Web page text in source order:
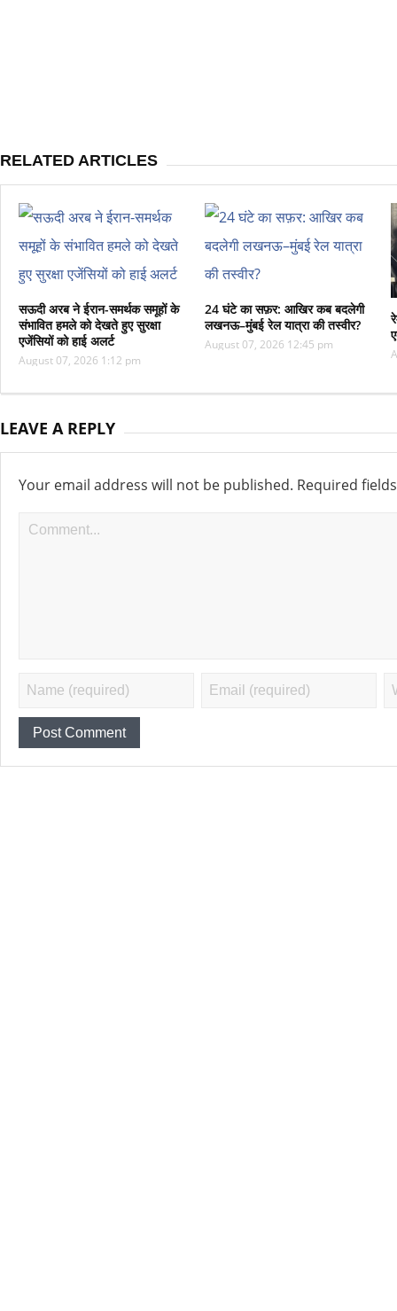
RELATED ARTICLES
सऊदी अरब ने ईरान-समर्थक समूहों के
संभावित हमले को देखते हुए सुरक्षा
एजेंसियों को हाई अलर्ट
August 07, 2026 1:12 pm
24 घंटे का सफ़र: आखिर कब बदलेगी
लखनऊ–मुंबई रेल यात्रा की तस्वीर?
August 07, 2026 12:45 pm
LEAVE A REPLY
Your email address will not be published. Required